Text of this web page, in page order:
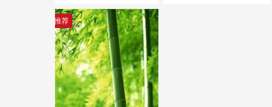
推荐